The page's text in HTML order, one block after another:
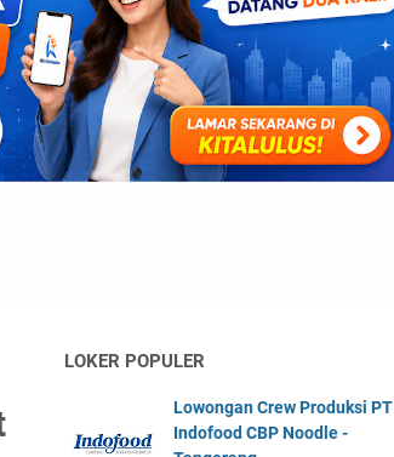
LOKER POPULER
Lowongan Crew Produksi PT
Indofood CBP Noodle -